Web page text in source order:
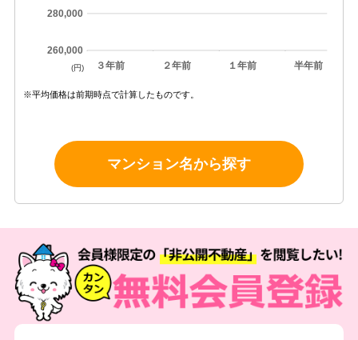
３年前 ２年前 １年前 半年前
260,000
280,000
(円)
※平均価格は前期時点で計算したものです。
マンション名から探す